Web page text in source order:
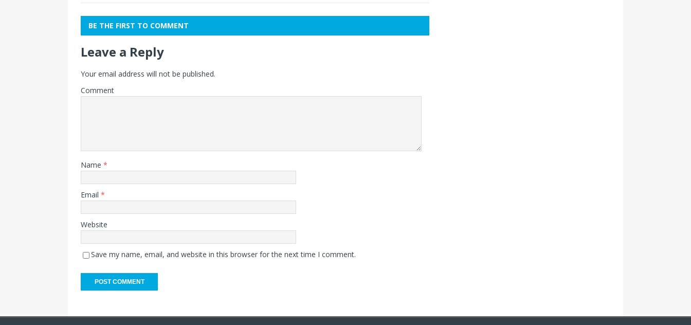
BE THE FIRST TO COMMENT
Leave a Reply
Your email address will not be published.
Comment
Name *
Email *
Website
Save my name, email, and website in this browser for the next time I comment.